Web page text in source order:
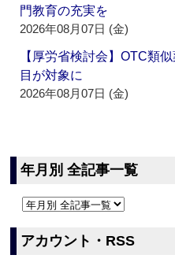
門教育の充実を
2026年08月07日 (金)
【厚労省検討会】OTC類
目が対象に
2026年08月07日 (金)
年月別 全記事一覧
アカウント・RSS